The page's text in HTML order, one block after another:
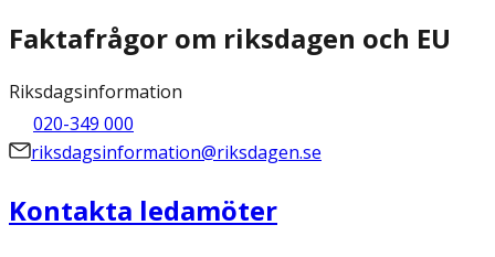
Faktafrågor om riksdagen och EU
Riksdagsinformation
020-349 000
riksdagsinformation@riksdagen.se
Kontakta ledamöter